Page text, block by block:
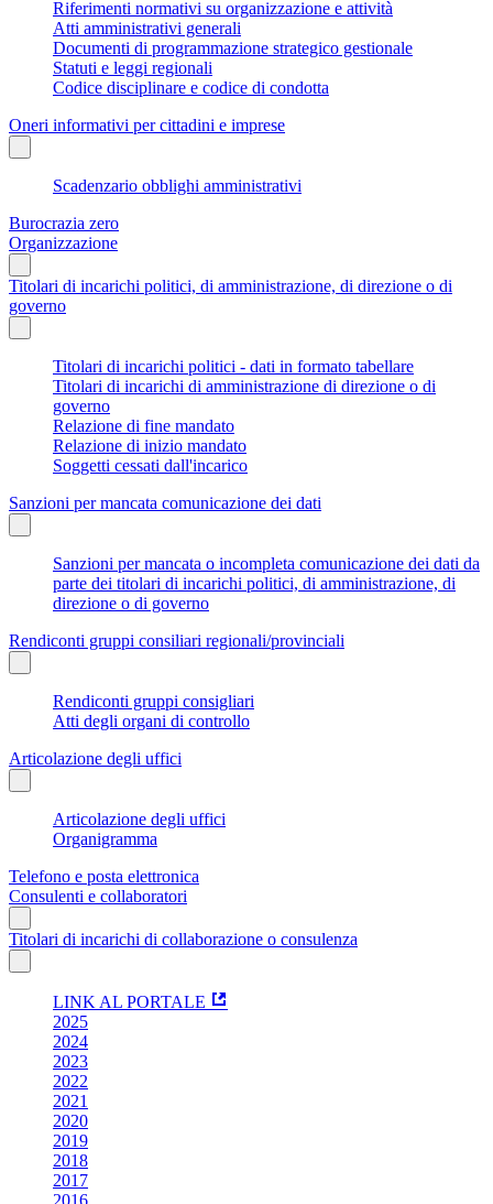
Riferimenti normativi su organizzazione e attività
Atti amministrativi generali
Documenti di programmazione strategico gestionale
Statuti e leggi regionali
Codice disciplinare e codice di condotta
Oneri informativi per cittadini e imprese
Scadenzario obblighi amministrativi
Burocrazia zero
Organizzazione
Titolari di incarichi politici, di amministrazione, di direzione o di
governo
Titolari di incarichi politici - dati in formato tabellare
Titolari di incarichi di amministrazione di direzione o di
governo
Relazione di fine mandato
Relazione di inizio mandato
Soggetti cessati dall'incarico
Sanzioni per mancata comunicazione dei dati
Sanzioni per mancata o incompleta comunicazione dei dati da
parte dei titolari di incarichi politici, di amministrazione, di
direzione o di governo
Rendiconti gruppi consiliari regionali/provinciali
Rendiconti gruppi consigliari
Atti degli organi di controllo
Articolazione degli uffici
Articolazione degli uffici
Organigramma
Telefono e posta elettronica
Consulenti e collaboratori
Titolari di incarichi di collaborazione o consulenza
LINK AL PORTALE
2025
2024
2023
2022
2021
2020
2019
2018
2017
2016